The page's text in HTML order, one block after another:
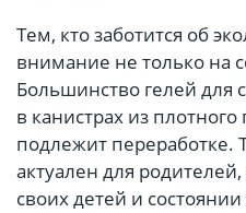
Тем, кто заботится об
внимание не только на
Большинство гелей для
в канистрах из
подлежит переработке.
актуален для
своих детей и